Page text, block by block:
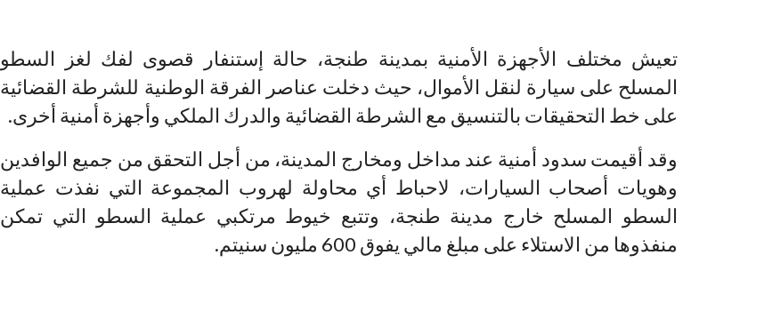
تعيش مختلف الأجهزة الأمنية بمدينة طنجة، حالة إستنفار قصوى لفك لغز السطو
المسلح على سيارة لنقل الأموال، حيث دخلت عناصر الفرقة الوطنية للشرطة القضائية
على خط التحقيقات بالتنسيق مع الشرطة القضائية والدرك الملكي وأجهزة أمنية أخرى.
وقد أقيمت سدود أمنية عند مداخل ومخارج المدينة، من أجل التحقق من جميع الوافدين
وهويات أصحاب السيارات، لاحباط أي محاولة لهروب المجموعة التي نفذت عملية
السطو المسلح خارج مدينة طنجة، وتتبع خيوط مرتكبي عملية السطو التي تمكن
منفذوها من الاستلاء على مبلغ مالي يفوق 600 مليون سنيتم.